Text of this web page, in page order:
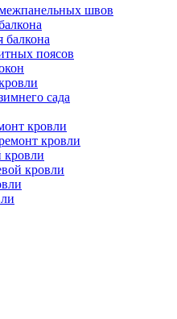
швов
балкона
поясов
сада
кровли
кровли
кровли
кровли